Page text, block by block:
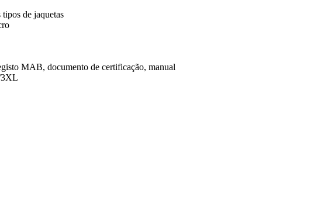
de jaquetas
MAB, documento de certificação, manual
3XL